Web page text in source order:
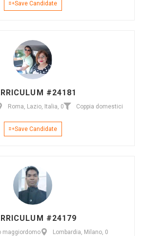
Save Candidate
#24181
Roma, Lazio, Italia, 0 Coppia domestici
Save Candidate
#24179
maggiordomo
Lombardia, Milano, 0